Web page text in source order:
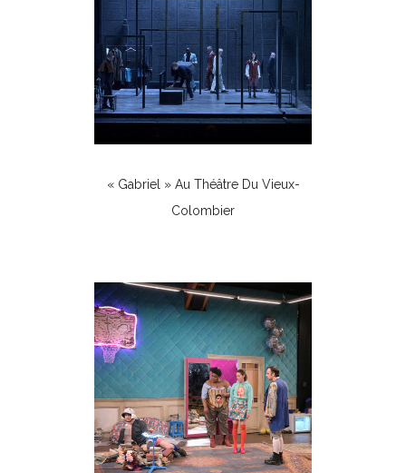
« Gabriel » Au Théâtre Du Vieux-
Colombier